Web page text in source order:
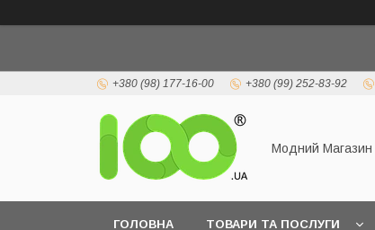
+380 (98) 177-16-00 +380 (99) 252-83-92
Модний Магазин
ГОЛОВНА ТОВАРИ ТА ПОСЛУГИ